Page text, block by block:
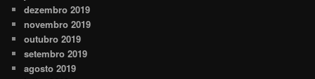
dezembro 2019
novembro 2019
outubro 2019
setembro 2019
agosto 2019